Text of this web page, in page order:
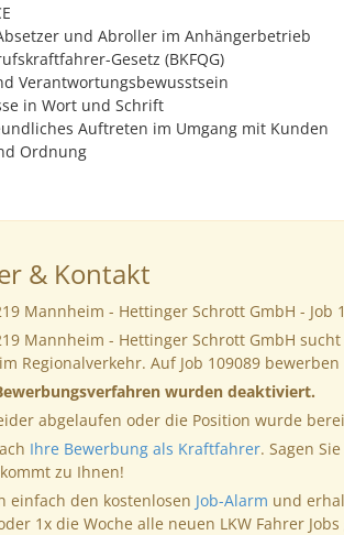
und Abroller im Anhängerbetrieb
Gesetz (BKFQG)
Verantwortungsbewusstsein
in Wort und Schrift
Auftreten im Umgang mit Kunden
Ordnung
& Kontakt
Mannheim - Hettinger Schrott GmbH - Job
Mannheim - Hettinger Schrott GmbH
Regionalverkehr. Auf Job 109089 bewerben
wurden deaktiviert.
abgelaufen oder die Position wurde
Ihre Bewerbung als Kraftfahrer. Sagen
zu Ihnen!
einfach den kostenlosen Job-Alarm und
1x die Woche alle neuen LKW Fahrer